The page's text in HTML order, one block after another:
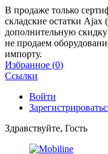
В продаже только
складские остатки Ajax
дополнительную
не продаем
импорту.
Избранное (0)
Ссылки
Войти
Здравствуйте, Гость